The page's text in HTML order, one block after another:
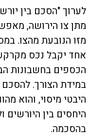
לערוך "הסכם בין
מתן צו הירושה,
מזו הנובעת מהצו.
אחד יקבל נכס
הכספים בחשבונות
במידת הצורך. להסכם
היבטי מיסוי, והוא
היחסים בין
בהסכמה.